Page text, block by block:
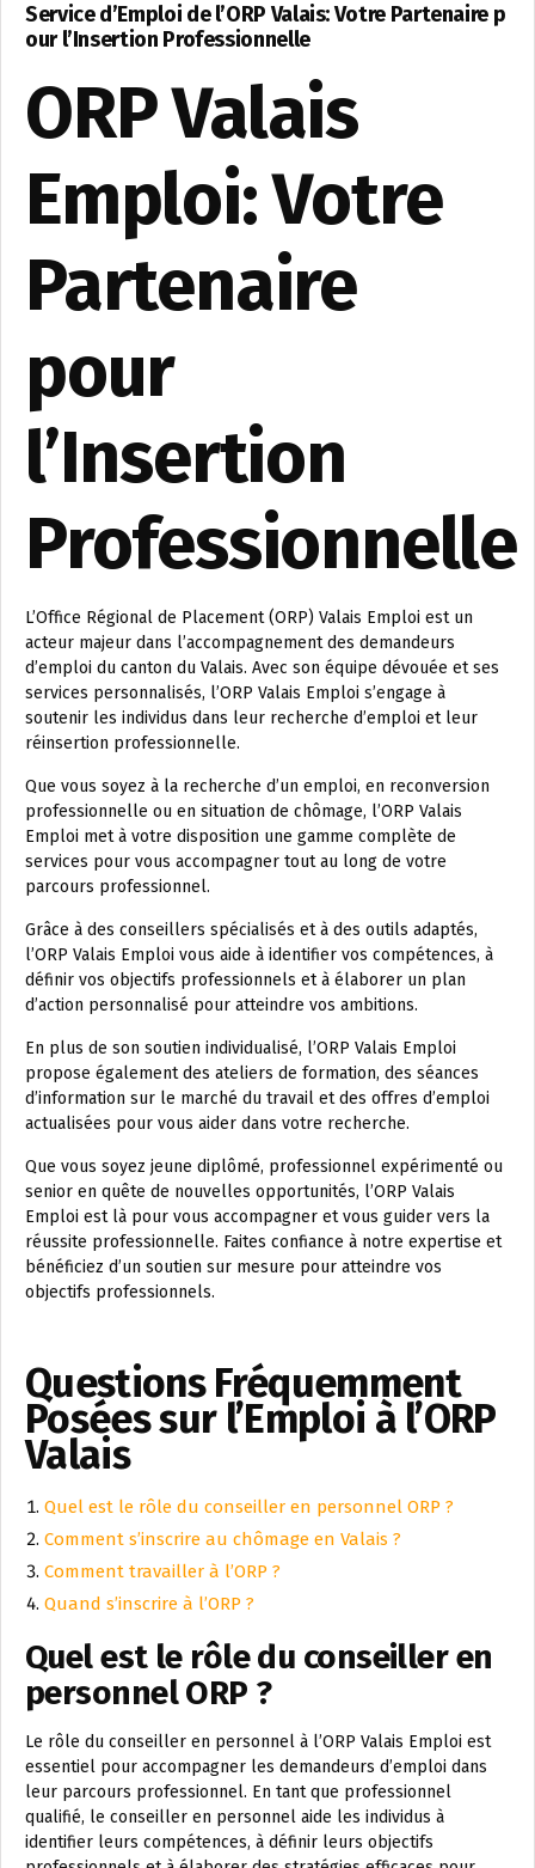
Service d’Emploi de l’ORP Valais: Votre Partenaire p
our l’Insertion Professionnelle
ORP Valais
Emploi: Votre
Partenaire
pour
l’Insertion
Professionnelle
L’Office Régional de Placement (ORP) Valais Emploi est un
acteur majeur dans l’accompagnement des demandeurs
d’emploi du canton du Valais. Avec son équipe dévouée et ses
services personnalisés, l’ORP Valais Emploi s’engage à
soutenir les individus dans leur recherche d’emploi et leur
réinsertion professionnelle.
Que vous soyez à la recherche d’un emploi, en reconversion
professionnelle ou en situation de chômage, l’ORP Valais
Emploi met à votre disposition une gamme complète de
services pour vous accompagner tout au long de votre
parcours professionnel.
Grâce à des conseillers spécialisés et à des outils adaptés,
l’ORP Valais Emploi vous aide à identifier vos compétences, à
définir vos objectifs professionnels et à élaborer un plan
d’action personnalisé pour atteindre vos ambitions.
En plus de son soutien individualisé, l’ORP Valais Emploi
propose également des ateliers de formation, des séances
d’information sur le marché du travail et des offres d’emploi
actualisées pour vous aider dans votre recherche.
Que vous soyez jeune diplômé, professionnel expérimenté ou
senior en quête de nouvelles opportunités, l’ORP Valais
Emploi est là pour vous accompagner et vous guider vers la
réussite professionnelle. Faites confiance à notre expertise et
bénéficiez d’un soutien sur mesure pour atteindre vos
objectifs professionnels.
Questions Fréquemment
Posées sur l’Emploi à l’ORP
Valais
Quel est le rôle du conseiller en personnel ORP ?
Comment s’inscrire au chômage en Valais ?
Comment travailler à l’ORP ?
Quand s’inscrire à l’ORP ?
Quel est le rôle du conseiller en
personnel ORP ?
Le rôle du conseiller en personnel à l’ORP Valais Emploi est
essentiel pour accompagner les demandeurs d’emploi dans
leur parcours professionnel. En tant que professionnel
qualifié, le conseiller en personnel aide les individus à
identifier leurs compétences, à définir leurs objectifs